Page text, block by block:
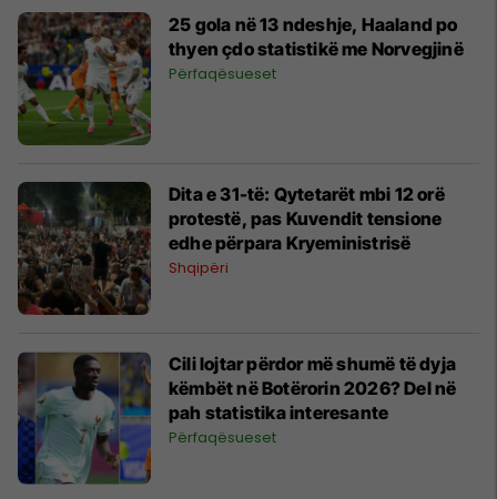
25 gola në 13 ndeshje, Haaland po
thyen çdo statistikë me Norvegjinë
Përfaqësueset
Dita e 31-të: Qytetarët mbi 12 orë
protestë, pas Kuvendit tensione
edhe përpara Kryeministrisë
Shqipëri
Cili lojtar përdor më shumë të dyja
këmbët në Botërorin 2026? Del në
pah statistika interesante
Përfaqësueset